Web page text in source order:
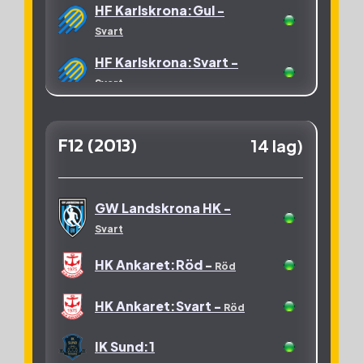
HK:Svart -Röd
Röd
HF Karlskrona:Gul -
Svart
HF Karlskrona:Svart -
Svart
IK Sund:Svart -Mörkblå
Röd
KFUM Trollhättan:2 -
Kävlinge
F12 (2013) 14 lag)
GW Landskrona HK -
Svart
HK Ankaret:Röd - Röd
HK Ankaret:Svart - Röd
IK Sund:1